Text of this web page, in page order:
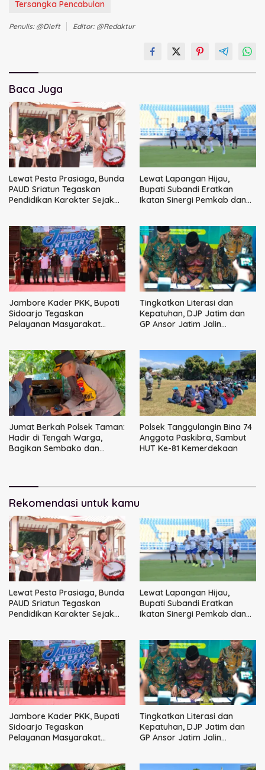
Tersangka Pencabulan
Penulis: @dieft Editor: @redaktur
Baca Juga
Lewat Pesta Prasiaga, Bunda
PAUD Sriatun Tegaskan
Pendidikan Karakter Sejak
Lewat Lapangan Hijau,
Bupati Subandi Eratkan
Ikatan Sinergi Pemkab dan
Jambore Kader PKK, Bupati
Sidoarjo Tegaskan
Pelayanan Masyarakat
Tingkatkan Literasi dan
Kepatuhan, DJP Jatim dan
GP Ansor Jatim Jalin
Jumat Berkah Polsek Taman:
Hadir di Tengah Warga,
Bagikan Sembako dan
Polsek Tanggulangin Bina 74
Anggota Paskibra, Sambut
HUT Ke-81 Kemerdekaan
Rekomendasi untuk kamu
Lewat Pesta Prasiaga, Bunda
PAUD Sriatun Tegaskan
Pendidikan Karakter Sejak
Lewat Lapangan Hijau,
Bupati Subandi Eratkan
Ikatan Sinergi Pemkab dan
Jambore Kader PKK, Bupati
Sidoarjo Tegaskan
Pelayanan Masyarakat
Tingkatkan Literasi dan
Kepatuhan, DJP Jatim dan
GP Ansor Jatim Jalin